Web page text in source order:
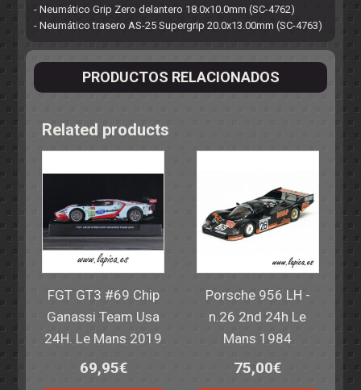
- Neumático Grip Zero delantero 18.0x10.0mm (SC-4762)
- Neumático trasero AS-25 Supergrip 20.0x13.00mm (SC-4763)
PRODUCTOS RELACIONADOS
Related products
FGT GT3 #69 Chip
Ganassi Team Usa
24H. Le Mans 2019
69,95€
Porsche 956 LH -
n.26 2nd 24h Le
Mans 1984
75,00€